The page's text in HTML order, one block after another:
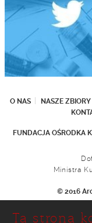
O NAS NASZE ZBIORY
FUNDACJA OŚRODKA
Ministra
© 2016
Ta strona